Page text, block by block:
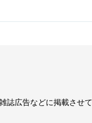
誌広告などに掲載させて